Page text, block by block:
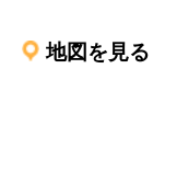
地図を見る